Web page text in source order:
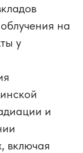
на
у
и
включая